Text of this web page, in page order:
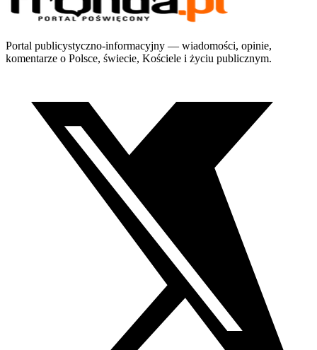
Portal publicystyczno-informacyjny — wiadomości, opinie,
komentarze o Polsce, świecie, Kościele i życiu publicznym.